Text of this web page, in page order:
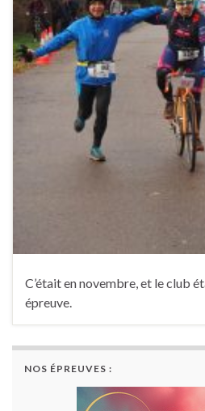
C’était en novembre, et le club
épreuve.
NOS ÉPREUVES :